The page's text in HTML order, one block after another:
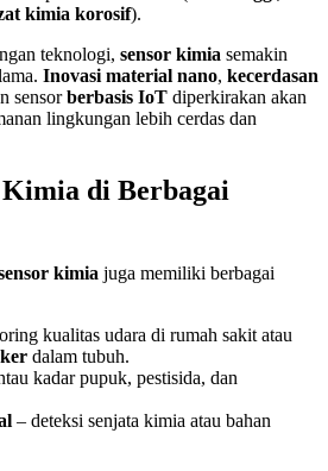
kimia korosif).
teknologi, sensor kimia semakin
Inovasi material nano, kecerdasan
sensorberbasis IoT diperkirakan akan
lingkungan lebih cerdas dan
di Berbagai
kimia juga memiliki berbagai
kualitas udara di rumah sakit atau
dalam tubuh.
kadar pupuk, pestisida, dan
– deteksi senjata kimia atau bahan